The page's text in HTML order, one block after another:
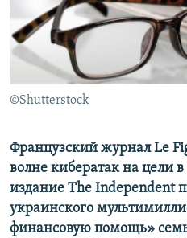
ПОБЕДИТЕЛЕЙ НЕ СУДЯТ?
КРЫМ.НЕПОКОРЕННЫЙ
ELIFBE
УКРАИНСКАЯ ПРОБЛЕМА КРЫМА
ПРИСОЕДИНЯЙТЕСЬ!
©Shutterstock
Французский журнал Le
волне кибератак на цели
издание The Independent
украинского
финансовую помощь»